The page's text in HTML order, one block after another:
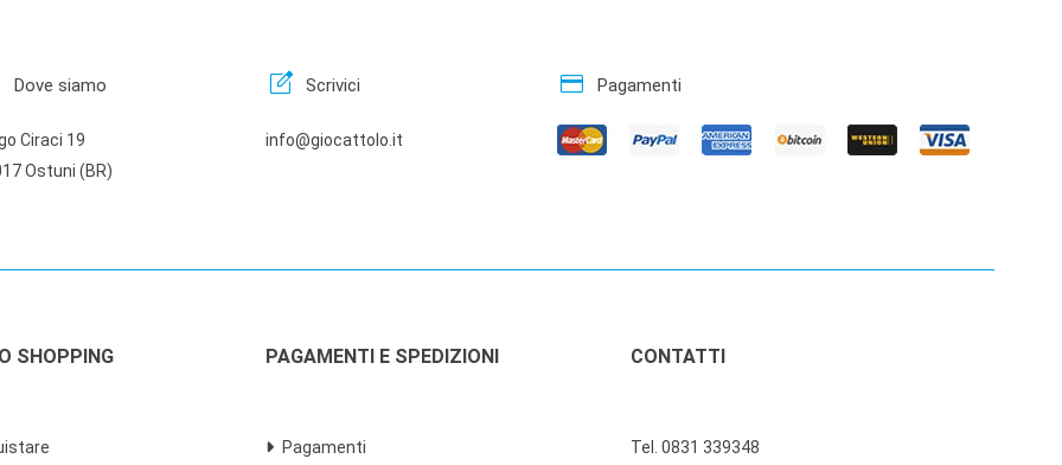
Dove siamo
Ciraci 19
Ostuni (BR)
edit_square Scrivici
info@giocattolo.it
credit_card Pagamenti
SHOPPING PAGAMENTI E SPEDIZIONI
Pagamenti
CONTATTI
Tel. 0831 339348